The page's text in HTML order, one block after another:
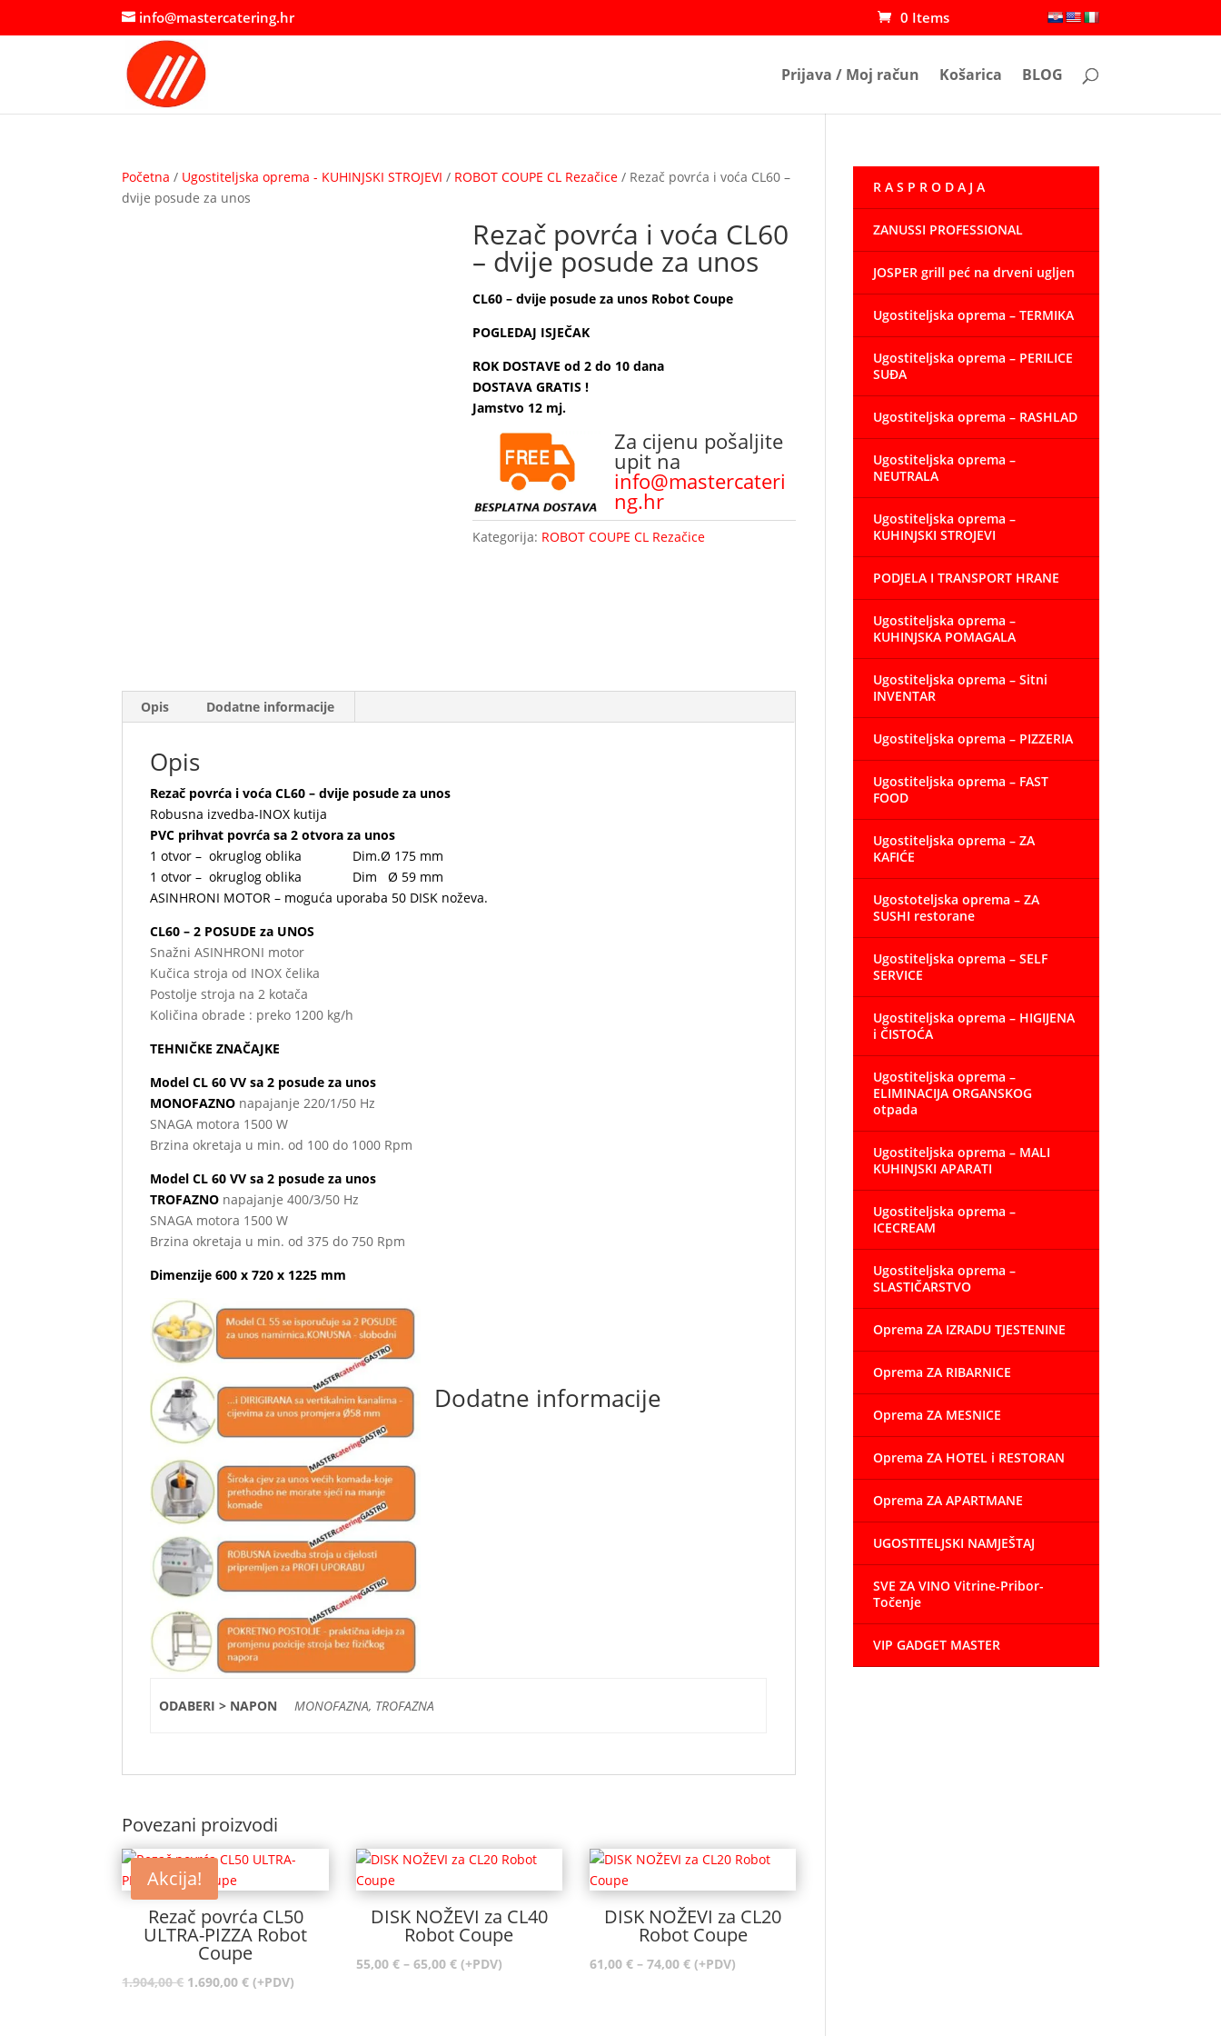
info@mastercatering.hr 0 Items
Prijava / Moj račun Košarica BLOG
Početna / Ugostiteljska oprema - KUHINJSKI STROJEVI / ROBOT COUPE CL Rezačice / Rezač povrća i voća CL60 –
dvije posude za unos
Rezač povrća i voća CL60
– dvije posude za unos
CL60 – dvije posude za unos Robot Coupe
POGLEDAJ ISJEČAK
ROK DOSTAVE od 2 do 10 dana
DOSTAVA GRATIS !
Jamstvo 12 mj.
Za cijenu pošaljite
upit na
info@mastercateri
ng.hr
Kategorija: ROBOT COUPE CL Rezačice
Opis Dodatne informacije
Opis
Rezač povrća i voća CL60 – dvije posude za unos
Robusna izvedba-INOX kutija
PVC prihvat povrća sa 2 otvora za unos
1 otvor – okruglog oblika Dim.Ø 175 mm
1 otvor – okruglog oblika Dim Ø 59 mm
ASINHRONI MOTOR – moguća uporaba 50 DISK noževa.
CL60 – 2 POSUDE za UNOS
Snažni ASINHRONI motor
Kučica stroja od INOX čelika
Postolje stroja na 2 kotača
Količina obrade : preko 1200 kg/h
TEHNIČKE ZNAČAJKE
Model CL 60 VV sa 2 posude za unos
MONOFAZNO napajanje 220/1/50 Hz
SNAGA motora 1500 W
Brzina okretaja u min. od 100 do 1000 Rpm
Model CL 60 VV sa 2 posude za unos
TROFAZNO napajanje 400/3/50 Hz
SNAGA motora 1500 W
Brzina okretaja u min. od 375 do 750 Rpm
Dimenzije 600 x 720 x 1225 mm
Dodatne informacije
ODABERI > NAPON MONOFAZNA, TROFAZNA
Povezani proizvodi
Akcija!
Rezač povrća CL50
ULTRA-PIZZA Robot
Coupe
1.904,00€ Izvorna
1.690,00€Trenutna
(+PDV)
DISK NOŽEVI za CL40
Robot Coupe
55,00 € – 65,00 €Raspon
(+PDV)
DISK NOŽEVI za CL20
Robot Coupe
61,00 € – 74,00 €Raspon
(+PDV)
R A S P R O D A J A
ZANUSSI PROFESSIONAL
JOSPER grill peć na drveni ugljen
Ugostiteljska oprema – TERMIKA
Ugostiteljska oprema – PERILICE
SUĐA
Ugostiteljska oprema – RASHLAD
Ugostiteljska oprema –
NEUTRALA
Ugostiteljska oprema –
KUHINJSKI STROJEVI
PODJELA I TRANSPORT HRANE
Ugostiteljska oprema –
KUHINJSKA POMAGALA
Ugostiteljska oprema – Sitni
INVENTAR
Ugostiteljska oprema – PIZZERIA
Ugostiteljska oprema – FAST
FOOD
Ugostiteljska oprema – ZA
KAFIĆE
Ugostoteljska oprema – ZA
SUSHI restorane
Ugostiteljska oprema – SELF
SERVICE
Ugostiteljska oprema – HIGIJENA
i ČISTOĆA
Ugostiteljska oprema –
ELIMINACIJA ORGANSKOG
otpada
Ugostiteljska oprema – MALI
KUHINJSKI APARATI
Ugostiteljska oprema –
ICECREAM
Ugostiteljska oprema –
SLASTIČARSTVO
Oprema ZA IZRADU TJESTENINE
Oprema ZA RIBARNICE
Oprema ZA MESNICE
Oprema ZA HOTEL i RESTORAN
Oprema ZA APARTMANE
UGOSTITELJSKI NAMJEŠTAJ
SVE ZA VINO Vitrine-Pribor-
Točenje
VIP GADGET MASTER